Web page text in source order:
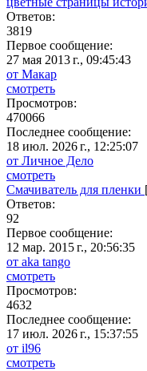
Ответов:
3819
Первое сообщение:
27 мая 2013 г., 09:45:43
от Макар
смотреть
Просмотров:
470066
Последнее сообщение:
18 июл. 2026 г., 12:25:07
от Личное Дело
смотреть
Смачиватель для пленки
Ответов:
92
Первое сообщение:
12 мар. 2015 г., 20:56:35
от aka tango
смотреть
Просмотров:
4632
Последнее сообщение:
17 июл. 2026 г., 15:37:55
от il96
смотреть